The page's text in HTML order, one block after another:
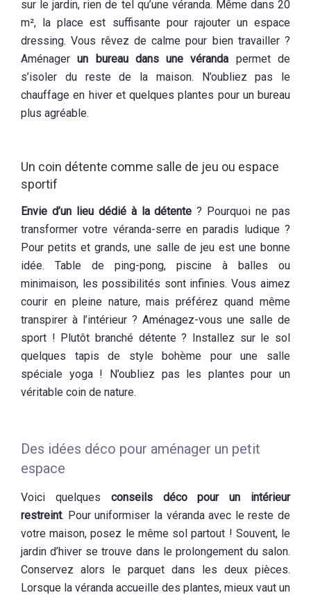
sur le jardin, rien de tel qu’une véranda. Même dans 20
m², la place est suffisante pour rajouter un espace
dressing. Vous rêvez de calme pour bien travailler ?
Aménagerun bureau dans une véranda permet de
s’isoler du reste de la maison. N’oubliez pas le
chauffage en hiver et quelques plantes pour un bureau
plus agréable.
Un coin détente comme salle de jeu ou espace
sportif
Envie d’un lieu dédié à la détente ? Pourquoi ne pas
transformer votre véranda-serre en paradis ludique ?
Pour petits et grands, une salle de jeu est une bonne
idée. Table de ping-pong, piscine à balles ou
minimaison, les possibilités sont infinies. Vous aimez
courir en pleine nature, mais préférez quand même
transpirer à l’intérieur ? Aménagez-vous une salle de
sport ! Plutôt branché détente ? Installez sur le sol
quelques tapis de style bohème pour une salle
spéciale yoga ! N’oubliez pas les plantes pour un
véritable coin de nature.
Des idées déco pour aménager un petit
espace
Voici quelques conseils déco pour un intérieur
restreint. Pour uniformiser la véranda avec le reste de
votre maison, posez le même sol partout ! Souvent, le
jardin d’hiver se trouve dans le prolongement du salon.
Conservez alors le parquet dans les deux pièces.
Lorsque la véranda accueille des plantes, mieux vaut un